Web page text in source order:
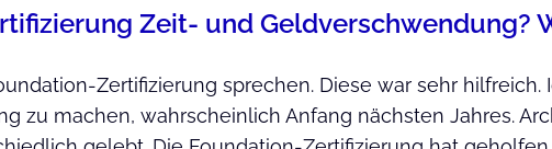
Zeit- und Geldverschwendung?
Zertifizierung sprechen. Diese war sehr hilfreich.
zu machen, wahrscheinlich Anfang nächsten Jahres.